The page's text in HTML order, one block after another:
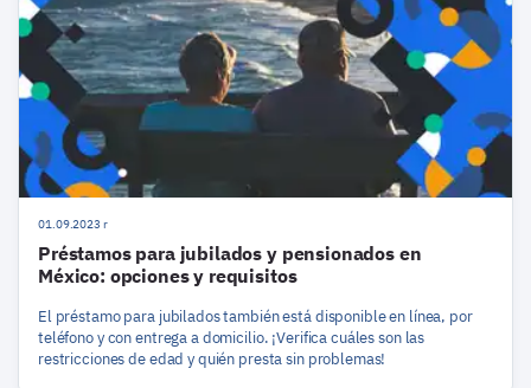
01.09.2023 r
Préstamos para jubilados y pensionados en
México: opciones y requisitos
El préstamo para jubilados también está disponible en línea, por
teléfono y con entrega a domicilio. ¡Verifica cuáles son las
restricciones de edad y quién presta sin problemas!